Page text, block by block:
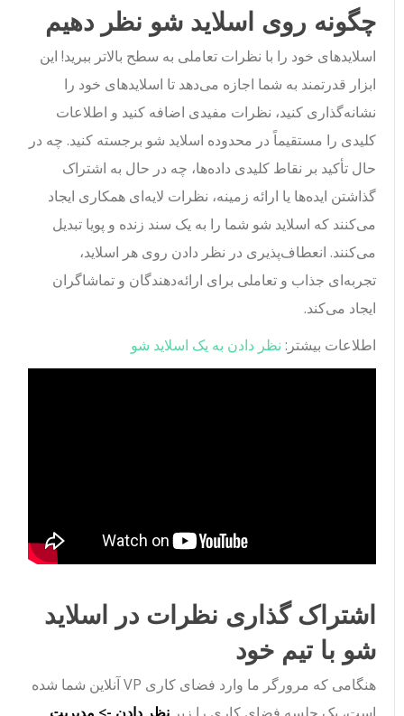
چگونه روی اسلاید شو نظر دهیم
اسلایدهای خود را با نظرات تعاملی به سطح بالاتر ببرید! این
ابزار قدرتمند به شما اجازه می‌دهد تا اسلایدهای خود را
نشانه‌گذاری کنید، نظرات مفیدی اضافه کنید و اطلاعات
کلیدی را مستقیماً در محدوده اسلاید شو برجسته کنید. چه در
حال تأکید بر نقاط کلیدی داده‌ها، چه در حال به اشتراک
گذاشتن ایده‌ها یا ارائه زمینه، نظرات لایه‌ای همکاری ایجاد
می‌کنند که اسلاید شو شما را به یک سند زنده و پویا تبدیل
می‌کنند. انعطاف‌پذیری در نظر دادن روی هر اسلاید،
تجربه‌ای جذاب و تعاملی برای ارائه‌دهندگان و تماشاگران
ایجاد می‌کند.
اطلاعات بیشتر: نظر دادن به یک اسلاید شو
اشتراک گذاری نظرات در اسلاید
شو با تیم خود
هنگامی که مرورگر ما وارد فضای کاری VP آنلاین شما شده
است، یک جلسه فضای کاری را زیرنظر دادن -> مدیریت